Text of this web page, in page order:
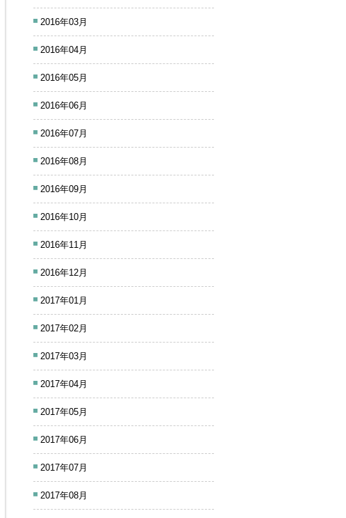
2016年03月
2016年04月
2016年05月
2016年06月
2016年07月
2016年08月
2016年09月
2016年10月
2016年11月
2016年12月
2017年01月
2017年02月
2017年03月
2017年04月
2017年05月
2017年06月
2017年07月
2017年08月